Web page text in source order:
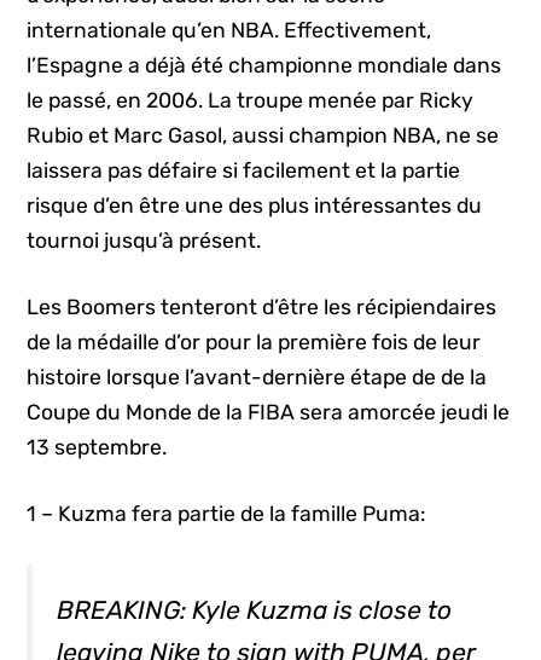
internationale qu’en NBA. Effectivement,
l’Espagne a déjà été championne mondiale dans
le passé, en 2006. La troupe menée par Ricky
Rubio et Marc Gasol, aussi champion NBA, ne se
laissera pas défaire si facilement et la partie
risque d’en être une des plus intéressantes du
tournoi jusqu’à présent.
Les Boomers tenteront d’être les récipiendaires
de la médaille d’or pour la première fois de leur
histoire lorsque l’avant-dernière étape de de la
Coupe du Monde de la FIBA sera amorcée jeudi le
13 septembre.
1 – Kuzma fera partie de la famille Puma:
BREAKING: Kyle Kuzma is close to
leaving Nike to sign with PUMA, per